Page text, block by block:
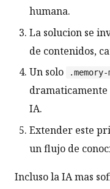
humana.
La solucion se
de contenidos,
Un solo
.memory-
IA.
Extender este
un flujo de
Incluso la IA mas